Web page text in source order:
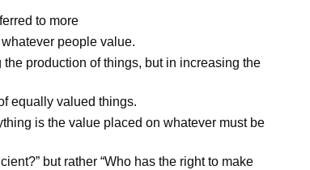
to more
people value.
production of things, but in increasing the
equally valued things.
is the value placed on whatever must be
but rather “Who has the right to make